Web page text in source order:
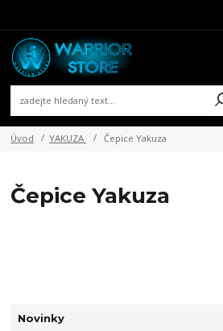
Úvod YAKUZA Čepice Yakuza
Čepice Yakuza
Novinky